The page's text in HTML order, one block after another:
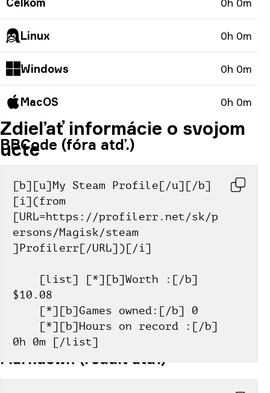
Linux 0h 0m
Windows 0h 0m
MacOS 0h 0m
Zdieľať informácie o svojom
účte
BBCode (fóra atď.)
[b][u]My Steam Profile[/u][/b]
[i](from
[URL=https://profilerr.net/sk/p
ersons/Magisk/steam
]Profilerr[/URL])[/i]
$10.08
    [*][b]Games owned:[/b] 0
0h 0m [/list]
Markdown (reddit atď.)